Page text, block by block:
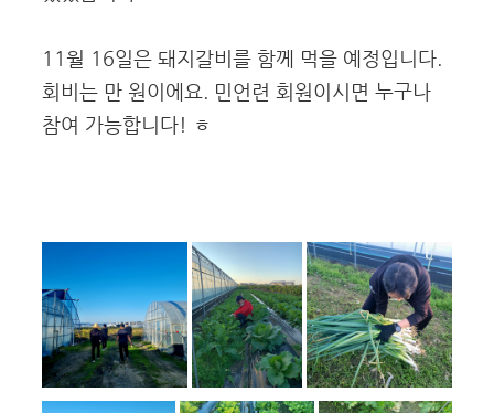
11월 16일은 돼지갈비를 함께 먹을 예정입니다.
회비는 만 원이에요. 민언련 회원이시면 누구나
참여 가능합니다! ㅎ